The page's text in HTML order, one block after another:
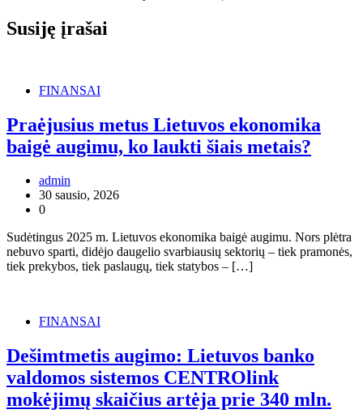
įrašų
Susiję įrašai
FINANSAI
Praėjusius metus Lietuvos ekonomika
baigė augimu, ko laukti šiais metais?
admin
30 sausio, 2026
0
Sudėtingus 2025 m. Lietuvos ekonomika baigė augimu. Nors plėtra
nebuvo sparti, didėjo daugelio svarbiausių sektorių – tiek pramonės,
tiek prekybos, tiek paslaugų, tiek statybos – […]
FINANSAI
Dešimtmetis augimo: Lietuvos banko
valdomos sistemos CENTROlink
mokėjimų skaičius artėja prie 340 mln.